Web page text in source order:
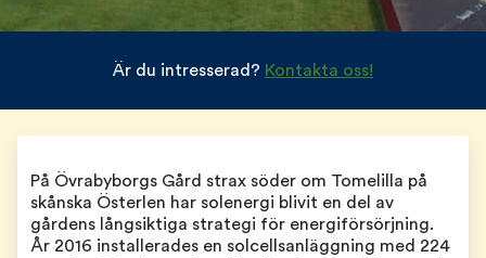
Är du intresserad? Kontakta oss!
På Övrabyborgs Gård strax söder om Tomelilla på
skånska Österlen har solenergi blivit en del av
gårdens långsiktiga strategi för energiförsörjning.
År 2016 installerades en solcellsanläggning med 224